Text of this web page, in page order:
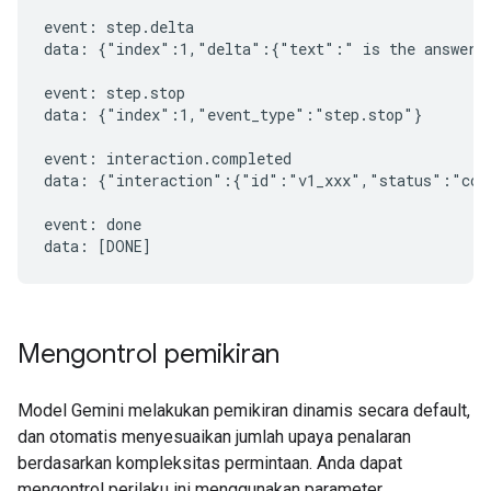
event: step.delta
data: {"index":1,"delta":{"text":" is the answer
event: step.stop
data: {"index":1,"event_type":"step.stop"}
event: interaction.completed
data:
event: done
Mengontrol pemikiran
Model Gemini melakukan pemikiran dinamis secara default,
dan otomatis menyesuaikan jumlah upaya penalaran
berdasarkan kompleksitas permintaan. Anda dapat